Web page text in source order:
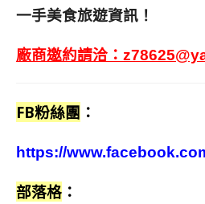
一手美食旅遊資訊！
廠商邀約請洽：
FB粉絲團 ：
https://
部落格 ：